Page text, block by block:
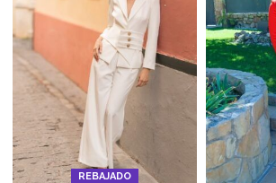
REBAJADO